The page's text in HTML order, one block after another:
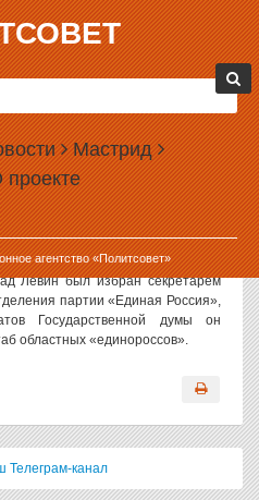
Мастрид
агентство «Политсовет»
НА ОЧЕРЕДНОЕ
губернатора Свердловской
партии «Единая Россия»
партии. Его кандидатура
Борисом Грызловым и в ходе
всех делегатов съезда.
Левин был избран секретарем
партии «Единая Россия»,
Государственной думы он
областных «единороссов».
Телеграм-канал